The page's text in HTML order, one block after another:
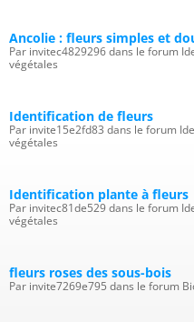
Ancolie : fleurs simples et
Par invitec4829296 dans le forum
végétales
Identification de fleurs
Par invite15e2fd83 dans le forum
végétales
Identification plante à fleurs
Par invitec81de529 dans le forum
végétales
fleurs roses des sous-bois
Par invite7269e795 dans le forum